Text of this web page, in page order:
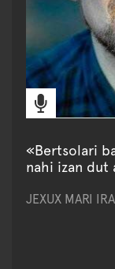
«Bertsolari
nahi izan dut
JEXUX MARI